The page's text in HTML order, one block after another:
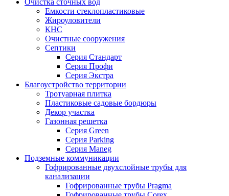
Очистка сточных вод
Емкости стеклопластиковые
Жироуловители
КНС
Очистные сооружения
Септики
Серия Стандарт
Серия Профи
Серия Экстра
Благоустройство территории
Тротуарная плитка
Пластиковые садовые бордюры
Декор участка
Газонная решетка
Серия Green
Серия Parking
Серия Maneg
Подземные коммуникации
Гофрированные двухслойные трубы для
канализации
Гофрированные трубы Pragma